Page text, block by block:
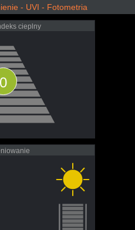
- UVI - Fotometria
cieplny
0